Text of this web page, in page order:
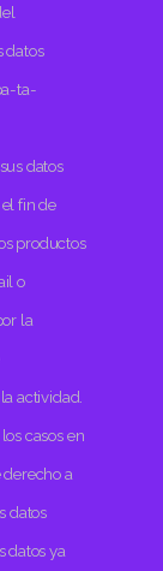
datos
ta-
datos
fin de
productos
o
la
actividad.
casos en
a
datos
datos ya